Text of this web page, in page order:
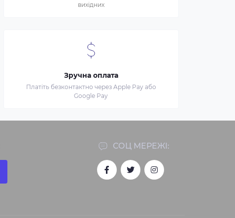
вихідних
Зручна оплата
Платіть безконтактно через Apple Pay або
Google Pay
СОЦ МЕРЕЖІ: